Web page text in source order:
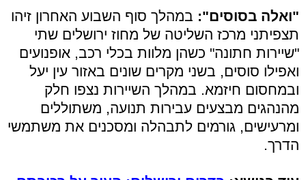
"ואלה בסוסים": במהלך סוף השבוע האחרון זיהו
תצפיתני מרכז השליטה של מחוז ירושלים שתי
"שיירות חתונה" כשהן מלוות בכלי רכב, אופנועים
ואפילו סוסים, בשני מקרים שונים באזור עין יעל
ובמחסום חיזמא. במהלך השיירות נצפו חלק
מהנהגים מבצעים עבירות תנועה, משתוללים
ומרעישים, גורמים לתבהלה ומסכנים את משתמשי
הדרך.